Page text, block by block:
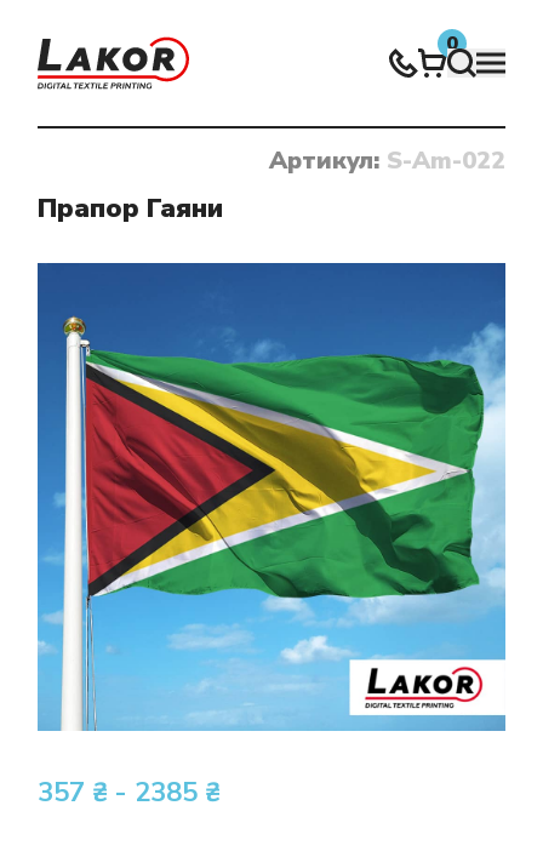
0
Нічого не знайдено
Артикул: S-Am-022
Прапор Гаяни
357 ₴ - 2385 ₴